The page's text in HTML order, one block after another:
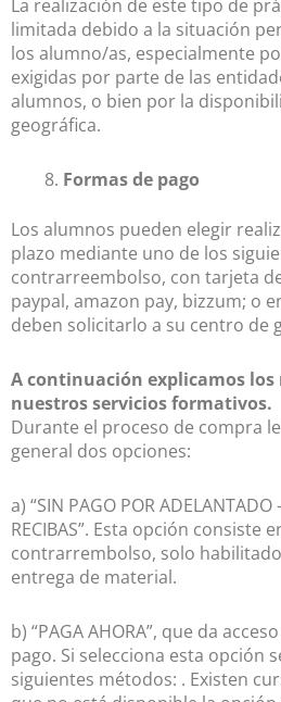
La realización de este tipo de
limitada debido a la situación
los alumno/as, especialmente
exigidas por parte de las
alumnos, o bien por la
geográfica.
Formas de pago
Los alumnos pueden elegir
plazo mediante uno de los
contrarreembolso, con tarjeta
paypal, amazon pay, bizzum; o
deben solicitarlo a su centro de
A continuación explicamos los
nuestros servicios formativos.
Durante el proceso de compra
general dos opciones:
a) “SIN PAGO POR
RECIBAS”. Esta opción consiste
contrarrembolso, solo
entrega de material.
b) “PAGA AHORA”, que da
pago. Si selecciona esta opción
siguientes métodos: . Existen